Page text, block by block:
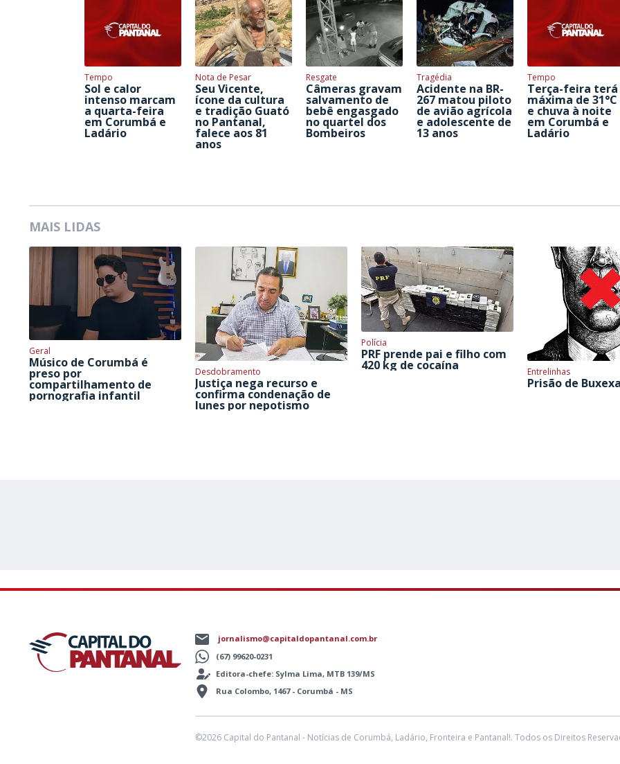
Tempo
Sol e calor
intenso marcam
a quarta-feira
em Corumbá e
Ladário
Nota de Pesar
Seu Vicente,
ícone da cultura
e tradição Guató
no Pantanal,
falece aos 81
anos
Resgate
Câmeras gravam
salvamento de
bebê engasgado
no quartel dos
Bombeiros
Tragédia
Acidente na BR-
267 matou piloto
de avião agrícola
e adolescente de
13 anos
Tempo
Terça-feira terá
máxima de 31°C
e chuva à noite
em Corumbá e
Ladário
MAIS LIDAS
Geral
Músico de Corumbá é
preso por
compartilhamento de
pornografia infantil
Desdobramento
Justiça nega recurso e
confirma condenação de
Iunes por nepotismo
Polícia
PRF prende pai e filho com
420 kg de cocaína Entrelinhas
Prisão de
jornalismo@capitaldopantanal.com.br
(67) 99620-0231
Editora-chefe: Sylma Lima, MTB 139/MS
Rua Colombo, 1467 - Corumbá - MS
©2026 Capital do Pantanal - Notícias de Corumbá, Ladário, Fronteira e Pantanal!. Todos os Direitos